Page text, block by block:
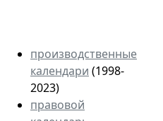
производственные
календари (1998-
2023)
правовой